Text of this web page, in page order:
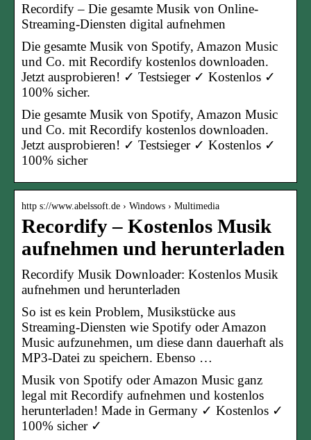
Recordify – Die gesamte Musik von Online-
Streaming-Diensten digital aufnehmen
Die gesamte Musik von Spotify, Amazon Music
und Co. mit Recordify kostenlos downloaden.
Jetzt ausprobieren! ✓ Testsieger ✓ Kostenlos ✓
100% sicher.
Die gesamte Musik von Spotify, Amazon Music
und Co. mit Recordify kostenlos downloaden.
Jetzt ausprobieren! ✓ Testsieger ✓ Kostenlos ✓
100% sicher
http s://www.abelssoft.de › Windows › Multimedia
Recordify – Kostenlos Musik
aufnehmen und herunterladen
Recordify Musik Downloader: Kostenlos Musik
aufnehmen und herunterladen
So ist es kein Problem, Musikstücke aus
Streaming-Diensten wie Spotify oder Amazon
Music aufzunehmen, um diese dann dauerhaft als
MP3-Datei zu speichern. Ebenso …
Musik von Spotify oder Amazon Music ganz
legal mit Recordify aufnehmen und kostenlos
herunterladen! Made in Germany ✓ Kostenlos ✓
100% sicher ✓